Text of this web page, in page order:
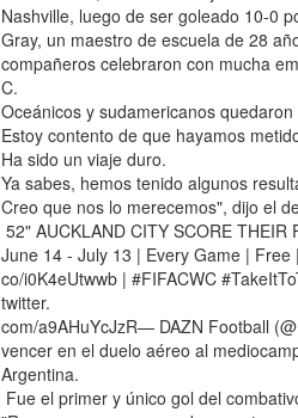
Nashville, luego de ser goleado 10-0
Gray, un maestro de escuela de 28
compañeros celebraron con mucha
C.
Oceánicos y sudamericanos
Estoy contento de que hayamos
Ha sido un viaje duro.
Ya sabes, hemos tenido algunos
Creo que nos lo merecemos", dijo el
52" AUCKLAND CITY SCORE
June 14 - July 13 | Every Game | Free
co/i0K4eUtwwb | #FIFACWC
twitter.
com/a9AHuYcJzR— DAZN Football
vencer en el duelo aéreo al
Argentina.
Fue el primer y único gol del